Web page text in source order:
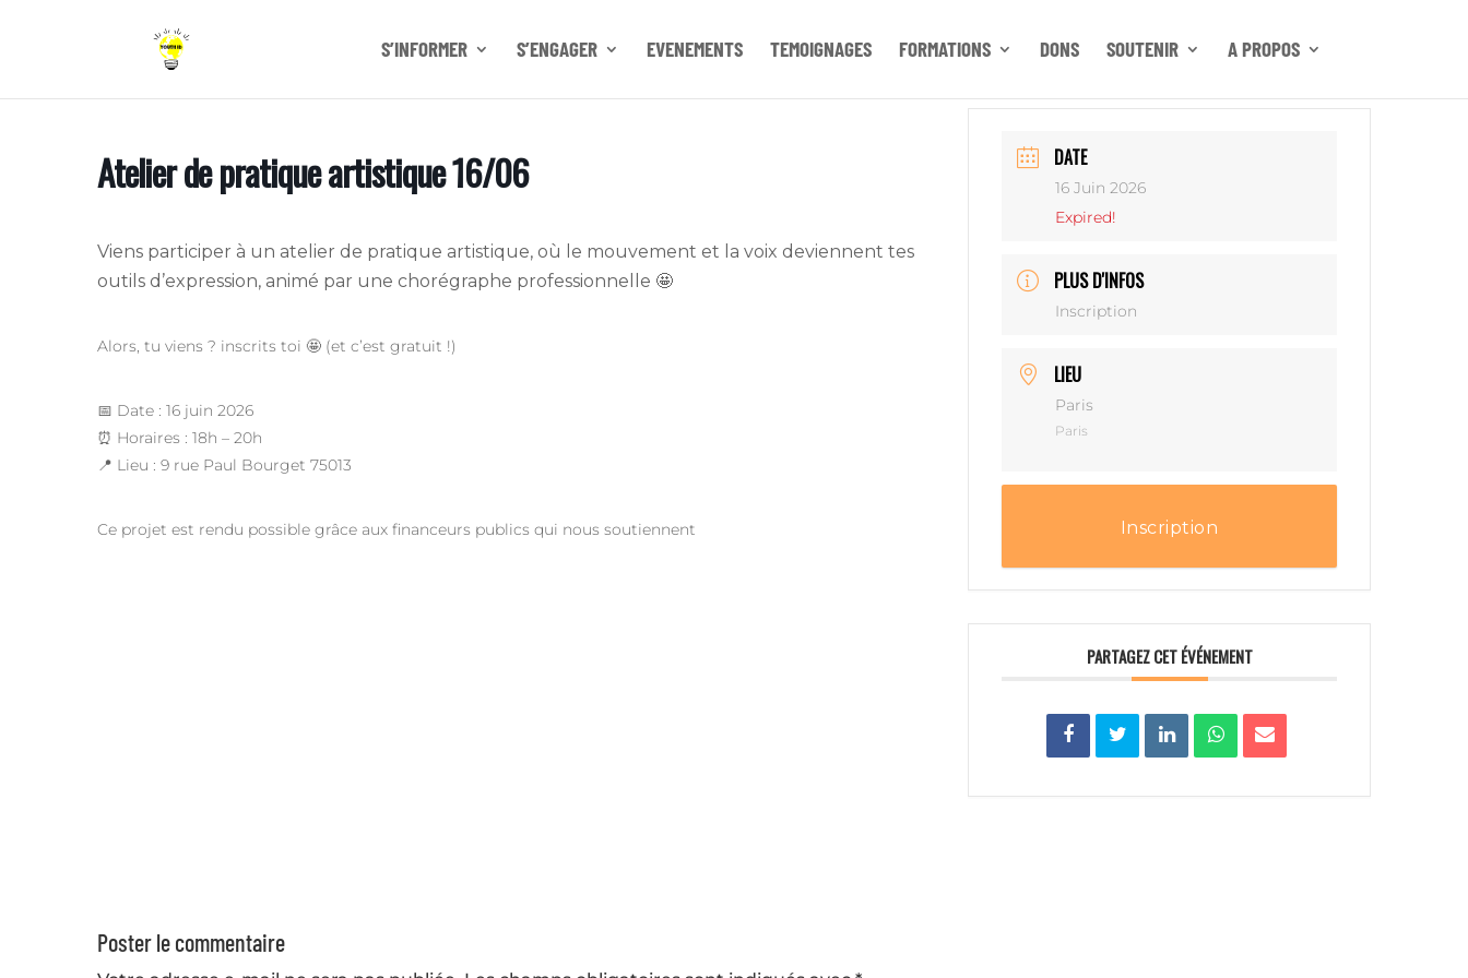
S’INFORMER S’ENGAGER EVENEMENTS TEMOIGNAGES FORMATIONS DONS SOUTENIR A PROPOS
Atelier de pratique artistique 16/06
Viens participer à un atelier de pratique artistique, où le mouvement et la voix deviennent tes
outils d’expression, animé par une chorégraphe professionnelle 🤩
Alors, tu viens ? inscrits toi 🤩 (et c’est gratuit !)
📅 Date : 16 juin 2026
⏰ Horaires : 18h – 20h
📍 Lieu : 9 rue Paul Bourget 75013
Ce projet est rendu possible grâce aux financeurs publics qui nous soutiennent
DATE
16 Juin 2026
Expired!
PLUS D'INFOS
Inscription
LIEU
Paris
Paris
Inscription
PARTAGEZ CET ÉVÉNEMENT
Poster le commentaire